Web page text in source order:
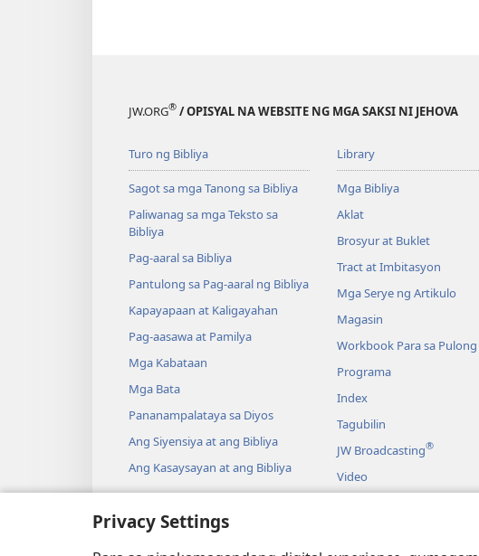
Privacy Settings
JW.ORG® / OPISYAL NA WEBSITE NG MGA SAKSI NI JEHOVA
Turo ng Bibliya
Sagot sa mga Tanong sa Bibliya
Paliwanag sa mga Teksto sa
Bibliya
Pag-aaral sa Bibliya
Pantulong sa Pag-aaral ng Bibliya
Kapayapaan at Kaligayahan
Pag-aasawa at Pamilya
Mga Kabataan
Mga Bata
Pananampalataya sa Diyos
Ang Siyensiya at ang Bibliya
Ang Kasaysayan at ang Bibliya
Library
Mga Bibliya
Aklat
Brosyur at Buklet
Tract at Imbitasyon
Mga Serye ng Artikulo
Magasin
Workbook Para sa Pulong
Programa
Index
Tagubilin
JW Broadcasting®
Video